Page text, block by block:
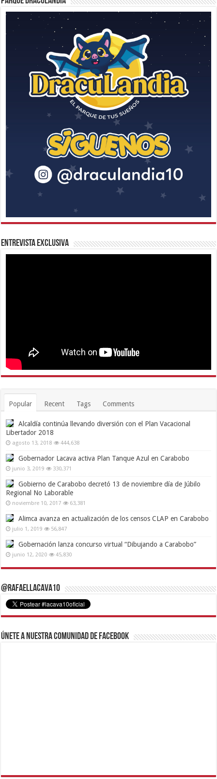
Entrevista Exclusiva
Popular Recent Tags Comments
Alcaldía continúa llevando diversión con el Plan Vacacional
Libertador 2018
agosto 13, 2018 444,638
Gobernador Lacava activa Plan Tanque Azul en Carabobo
junio 3, 2019 330,371
Gobierno de Carabobo decretó 13 de noviembre día de Júbilo
Regional No Laborable
noviembre 10, 2017 63,381
Alimca avanza en actualización de los censos CLAP en Carabobo
julio 1, 2019 56,847
Gobernación lanza concurso virtual “Dibujando a Carabobo”
junio 12, 2020 45,830
@RafaelLacava10
Únete a nuestra comunidad de Facebook